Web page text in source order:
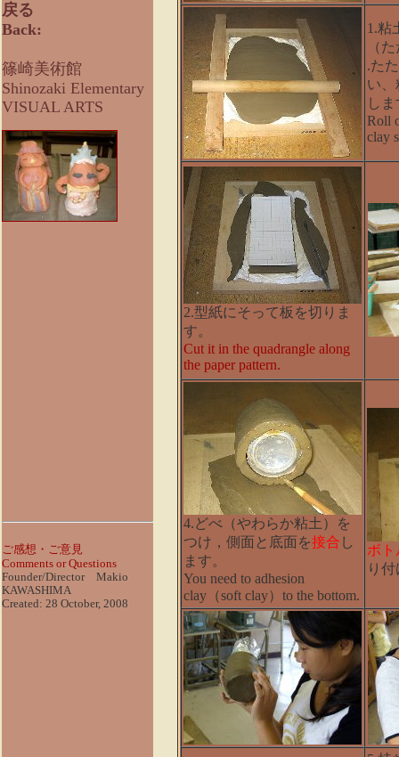
戻る
Back:
篠崎美術館
Shinozaki Elementary
VISUAL ARTS
ご感想・ご意見
Comments or Questions
Founder/Director Makio
KAWASHIMA
Created: 28 October, 2008
1.粘
（
.た
い、
し
Roll
clay
2.型紙にそって板を切りま
す。
Cut it in the quadrangle along
the paper pattern.
4.どべ（やわらか粘土）を
つけ，側面と底面を接合 し
ます。
You need to adhesion
clay（soft clay）to the bottom.
ボト
り